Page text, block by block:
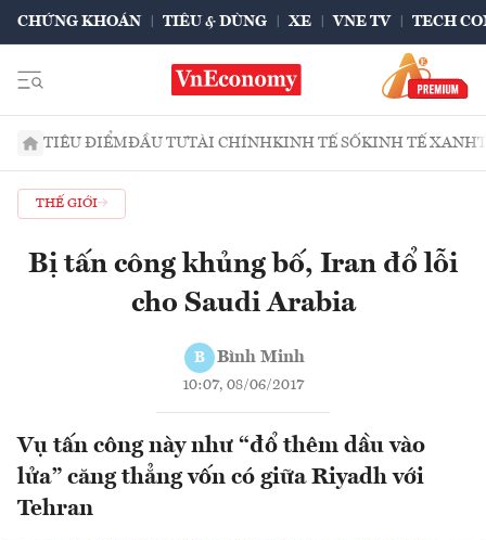
CHỨNG KHOÁN TIÊU & DÙNG XE VNE TV TECH
TIÊU ĐIỂMĐẦU TƯTÀI CHÍNHKINH TẾ SỐKINH TẾ XANH
THẾ GIỚI
Bị tấn công khủng bố, Iran đổ lỗi
cho Saudi Arabia
B Bình Minh
10:07, 08/06/2017
Vụ tấn công này như “đổ thêm dầu vào
lửa” căng thẳng vốn có giữa Riyadh với
Tehran